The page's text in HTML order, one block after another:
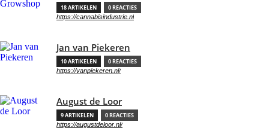
18 ARTIKELEN 0 REACTIES
https://cannabisindustrie.nl
Jan van Piekeren
10 ARTIKELEN 0 REACTIES
https://vanpiekeren.nl/
August de Loor
9 ARTIKELEN 0 REACTIES
https://augustdeloor.nl/